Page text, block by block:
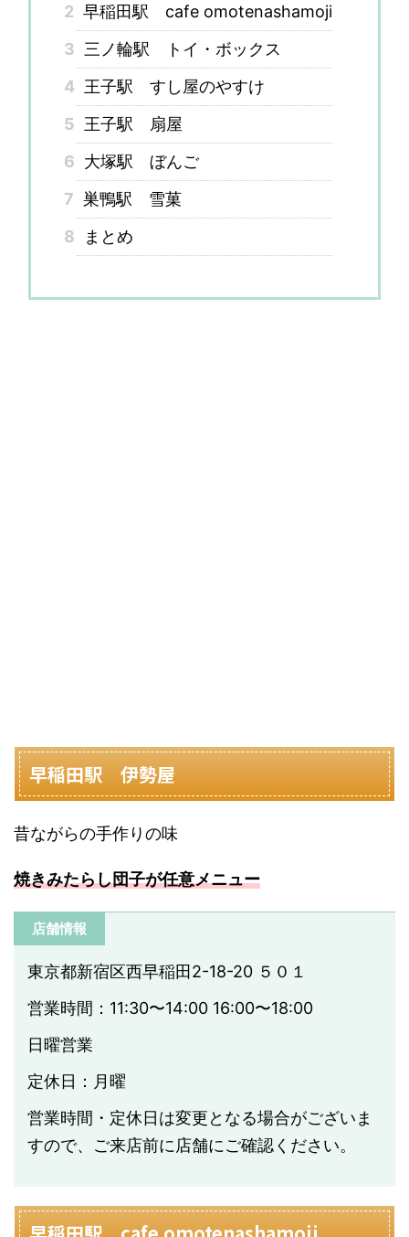
2 早稲田駅 cafe omotenashamoji
3 三ノ輪駅 トイ・ボックス
4 王子駅 すし屋のやすけ
5 王子駅 扇屋
6 大塚駅 ぼんご
7 巣鴨駅 雪菓
8
まとめ
早稲田駅 伊勢屋
昔ながらの手作りの味
焼きみたらし団子が任意メニュー
店舗情報
東京都新宿区西早稲田2-18-20 ５０１
営業時間：11:30〜14:00 16:00〜18:00
日曜営業
定休日：月曜
営業時間・定休日は変更となる場合がございま
すので、ご来店前に店舗にご確認ください。